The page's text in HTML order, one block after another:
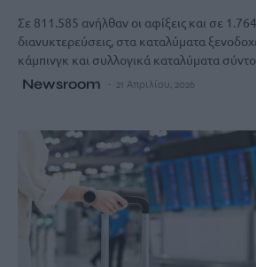
Σε 811.585 ανήλθαν οι αφίξεις και σε
διανυκτερεύσεις, στα καταλύματα
κάμπινγκ και συλλογικά καταλύματα
Newsroom 21 Απριλίου, 2026